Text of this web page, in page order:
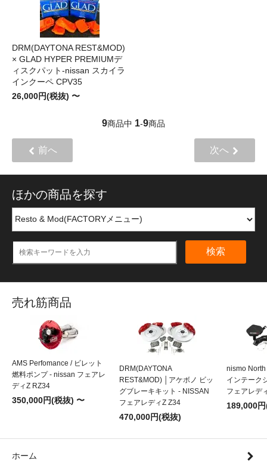
DRM(DAYTONA REST&MOD)
× GLAD HYPER PREMIUMデ
ィスクパット-nissan スカイラ
インクーペ CPV35
26,000円(税抜) 〜
9商品中 1-9商品
前へ 次へ
ほかの商品を探す
検索
売れ筋商品
AMS Perfomance / ビレット
燃料ポンプ - nissan フェアレ
ディZ RZ34
350,000円(税抜) 〜
DRM(DAYTONA
REST&MOD) │アケボノ ビッ
グブレーキキット - NISSAN
フェアレディZ Z34
470,000円(税抜)
nismo
インテーク
フェアレデ
189,000
ホーム